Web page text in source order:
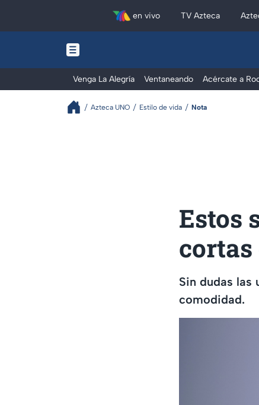
en vivo TV Azteca
Venga La Alegría Ventaneando Acércate a
Azteca UNO Estilo de vida Nota
Estos
cortas
Sin dudas las
comodidad.